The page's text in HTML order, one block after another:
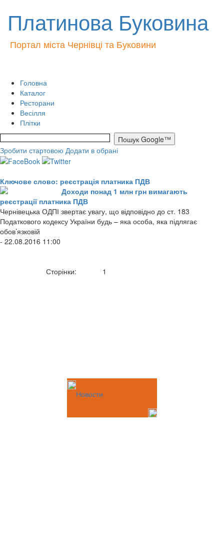
Платинова Буковина
Портал міста Чернівці та Буковини
Головна
Каталог
Ресторани
Весілля
Плітки
Зробити стартовою Додати в обрані
Ключове слово: реєстрація платника ПДВ
Доходи понад 1 млн грн вимагають
реєстрації платника ПДВ
Чернівецька ОДПІ звертає увагу, що відповідно до ст. 183
Податкового кодексу України будь – яка особа, яка підлягає
обов’язковій
- 22.08.2016 11:00
Сторінки: 1
Новости